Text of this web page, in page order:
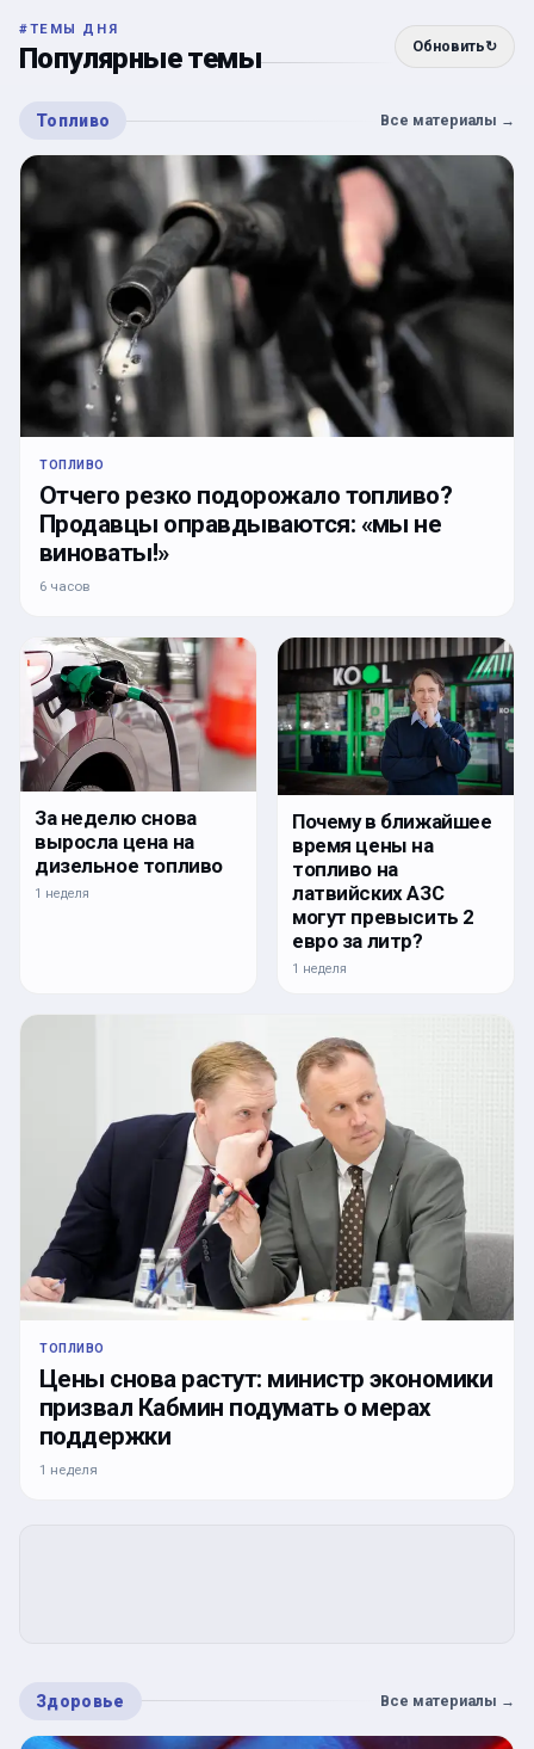
#ТЕМЫ ДНЯ
Популярные темы Обновить↻
Топливо Все материалы →
ТОПЛИВО
Отчего резко подорожало топливо?
Продавцы оправдываются: «мы не
виноваты!»
6 часов
За неделю снова
выросла цена на
дизельное топливо
1 неделя
Почему в ближайшее
время цены на
топливо на
латвийских АЗС
могут превысить 2
евро за литр?
1 неделя
ТОПЛИВО
Цены снова растут: министр экономики
призвал Кабмин подумать о мерах
поддержки
1 неделя
Здоровье Все материалы →